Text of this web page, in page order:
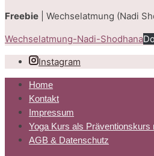
Freebie | Wechselatmung (Nadi
Wechselatmung-Nadi-Shodhana
Instagram
Home
Kontakt
Impressum
Yoga Kurs als Präventionskurs
AGB & Datenschutz